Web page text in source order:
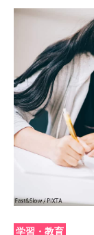
学習・教育